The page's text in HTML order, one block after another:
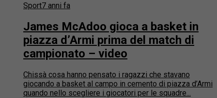
Sport7 anni fa
James McAdoo gioca a basket in
piazza d’Armi prima del match di
campionato – video
Chissà cosa hanno pensato i ragazzi che stavano
giocando a basket al campo in cemento di piazza d’Armi
quando nello scegliere i giocatori per le squadre...